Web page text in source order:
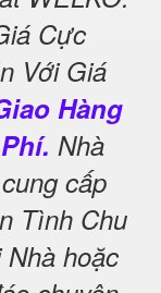
Cực
Với Giá
Hàng
Nhà
cấp
Tình Chu
Nhà hoặc